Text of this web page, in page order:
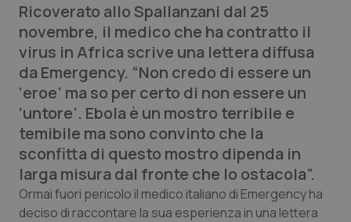
QS Pro
Professionisti Sanitari.AI
Abruzzo
Basilicata
Calabria
QS Pro Gold
Artrite & artrosi
Asma & BPCO
QS Club Newsletter
Ricoverato allo Spallanzani dal 25
novembre, il medico che ha contratto il
virus in Africa scrive una lettera diffusa
da Emergency. “Non credo di essere un
‘eroe’ ma so per certo di non essere un
‘untore’. Ebola è un mostro terribile e
temibile ma sono convinto che la
sconfitta di questo mostro dipenda in
larga misura dal fronte che lo ostacola”.
Ormai fuori pericolo il medico italiano di Emergency ha
deciso di raccontare la sua esperienza in una lettera